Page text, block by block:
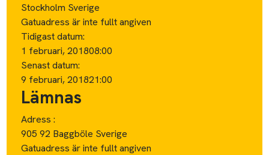
Stockholm Sverige
Gatuadress är inte fullt angiven
Tidigast datum:
1 februari, 201808:00
Senast datum:
9 februari, 201821:00
Lämnas
Adress :
905 92 Baggböle Sverige
Gatuadress är inte fullt angiven